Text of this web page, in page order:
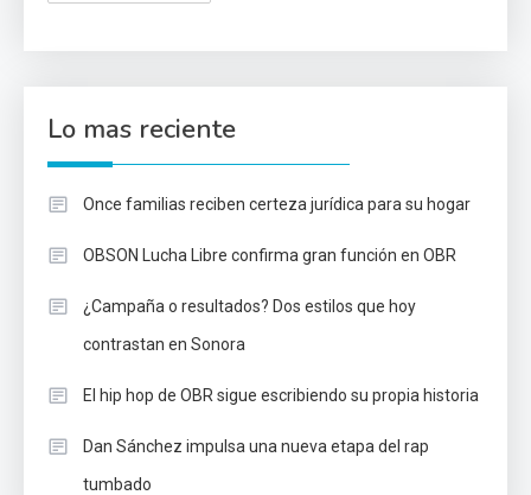
Lo mas reciente
Once familias reciben certeza jurídica para su hogar
OBSON Lucha Libre confirma gran función en OBR
¿Campaña o resultados? Dos estilos que hoy
contrastan en Sonora
El hip hop de OBR sigue escribiendo su propia historia
Dan Sánchez impulsa una nueva etapa del rap
tumbado